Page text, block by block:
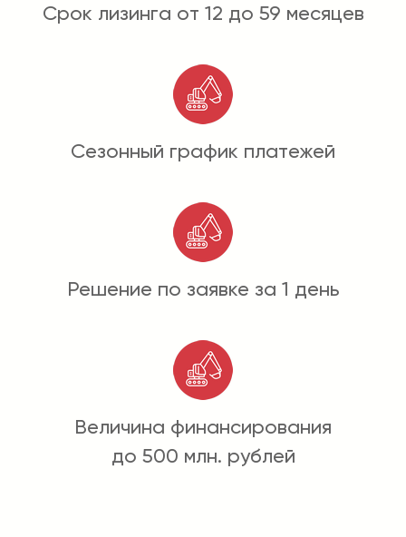
Срок лизинга от 12 до 59 месяцев
Сезонный график платежей
Решение по заявке за 1 день
Величина финансирования
до 500 млн. рублей